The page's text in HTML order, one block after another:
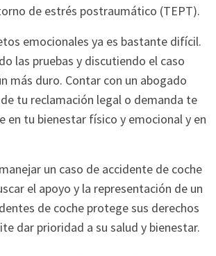
de estrés postraumático (TEPT).
emocionales ya es bastante difícil.
las pruebas y discutiendo el caso
más duro. Contar con un abogado
tu reclamación legal o demanda te
en tu bienestar físico y emocional y en
un caso de accidente de coche
el apoyo y la representación de un
de coche protege sus derechos
dar prioridad a su salud y bienestar.